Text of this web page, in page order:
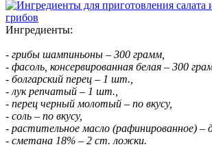
Ингредиенты:
- грибы шампиньоны – 300 грамм,
- фасоль, консервированная белая – 300
- болгарский перец – 1 шт.,
- лук репчатый – 1 шт.,
- перец черный молотый – по вкусу,
- соль – по вкусу,
- растительное масло (рафинированное) –
- сметана 18% – 2 ст. ложки.